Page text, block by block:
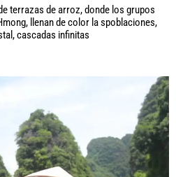
terrazas de arroz, donde los grupos
llenan de color la spoblaciones,
cascadas infinitas